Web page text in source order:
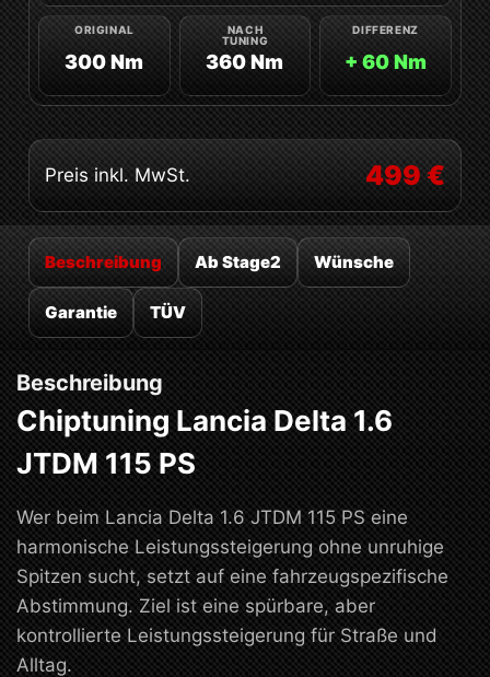
300 Nm 360 Nm + 60 Nm
Preis inkl. MwSt. 499 €
Beschreibung Ab Stage2 Wünsche
Garantie TÜV
Beschreibung
Chiptuning Lancia Delta 1.6
JTDM 115 PS
Wer beim Lancia Delta 1.6 JTDM 115 PS eine
harmonische Leistungssteigerung ohne unruhige
Spitzen sucht, setzt auf eine fahrzeugspezifische
Abstimmung. Ziel ist eine spürbare, aber
kontrollierte Leistungssteigerung für Straße und
Alltag.